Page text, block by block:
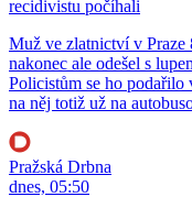
recidivistu počíhali
Muž ve zlatnictví v Praze
nakonec ale odešel s
Policistům se ho podařilo
na něj totiž už na
Pražská Drbna
dnes, 05:50